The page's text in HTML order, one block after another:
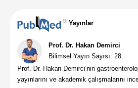
Yayınlar
Prof. Dr. Hakan Demirci
Bilimsel Yayın Sayısı: 28
Prof. Dr. Hakan Demirci’nin
yayınlarını ve akademik çalışmalarını